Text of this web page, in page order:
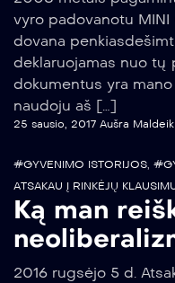
vyro padovanotu
dovana
deklaruojamas nuo
dokumentus yra
naudoju aš […]
25 sausio, 2017 Aušra
#GYVENIMO ISTORIJOS,
ATSAKAU Į RINKĖJŲ
Ką man
2016 rugsėjo 5 d.